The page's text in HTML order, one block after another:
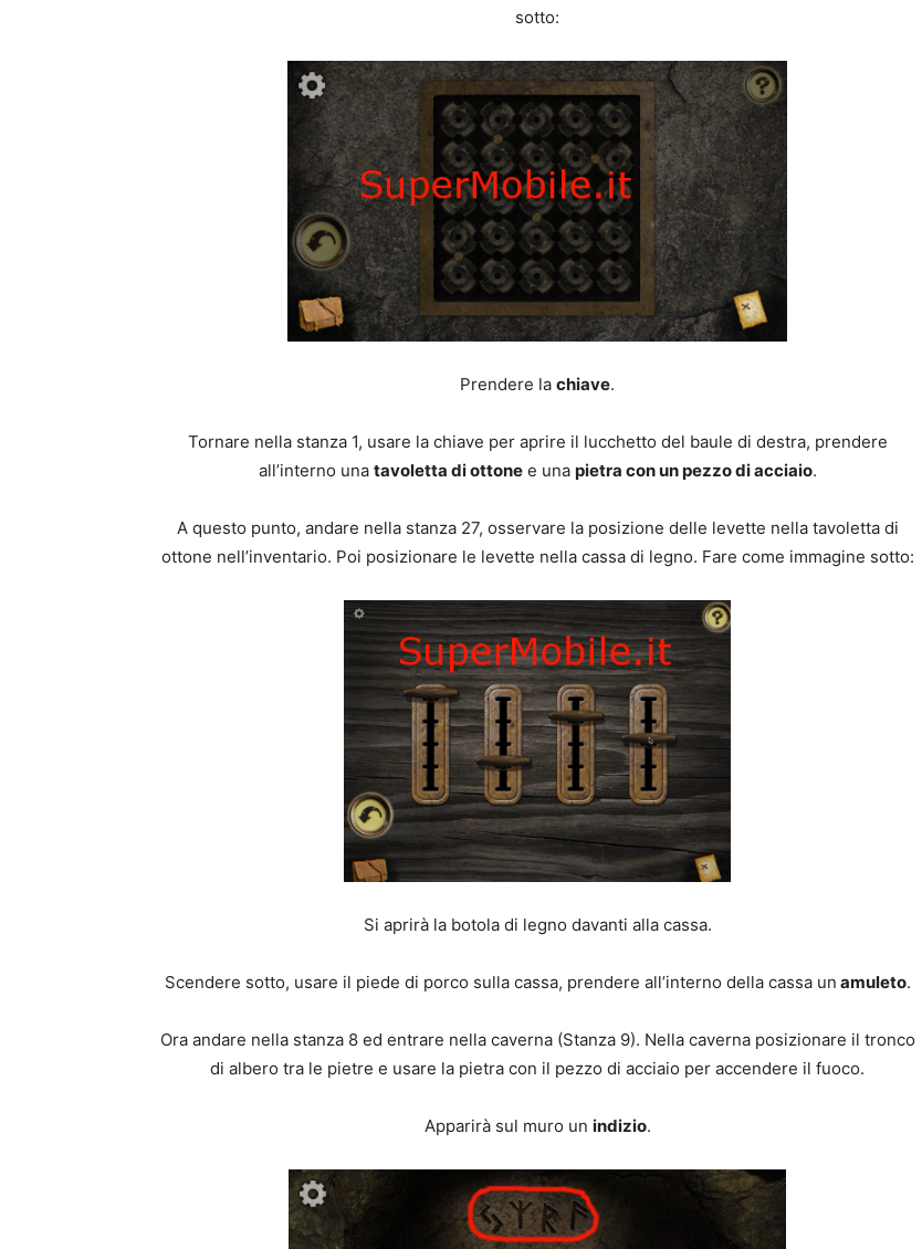
sotto:
Prendere la chiave.
Tornare nella stanza 1, usare la chiave per aprire il lucchetto del baule di destra, prendere
all’interno una tavoletta di ottonee una pietra con un pezzo di acciaio.
A questo punto, andare nella stanza 27, osservare la posizione delle levette nella tavoletta di
ottone nell’inventario. Poi posizionare le levette nella cassa di legno. Fare come immagine sotto:
Si aprirà la botola di legno davanti alla cassa.
Scendere sotto, usare il piede di porco sulla cassa, prendere all’interno della cassa un amuleto.
Ora andare nella stanza 8 ed entrare nella caverna (Stanza 9). Nella caverna posizionare il tronco
di albero tra le pietre e usare la pietra con il pezzo di acciaio per accendere il fuoco.
Apparirà sul muro un indizio.